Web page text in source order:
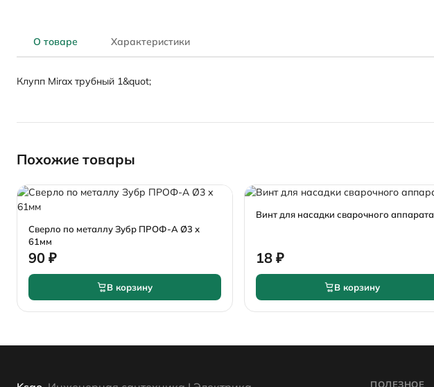
О товаре Характеристики
Клупп Mirax трубный 1&quot;
Похожие товары
Сверло по металлу Зубр ПРОФ-А Ø3 х
61мм
90 ₽
В корзину
Винт для насадки сварочного аппарата
18 ₽
В корзину
ПОЛЕЗНОЕ